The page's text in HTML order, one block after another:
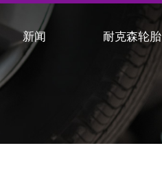
新闻 耐克森轮胎